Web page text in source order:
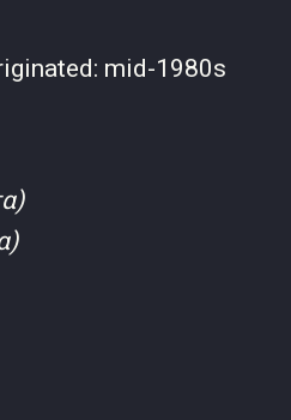
mid-1980s